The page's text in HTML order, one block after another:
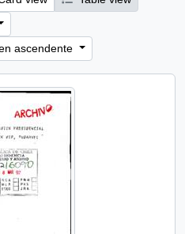
ascendente